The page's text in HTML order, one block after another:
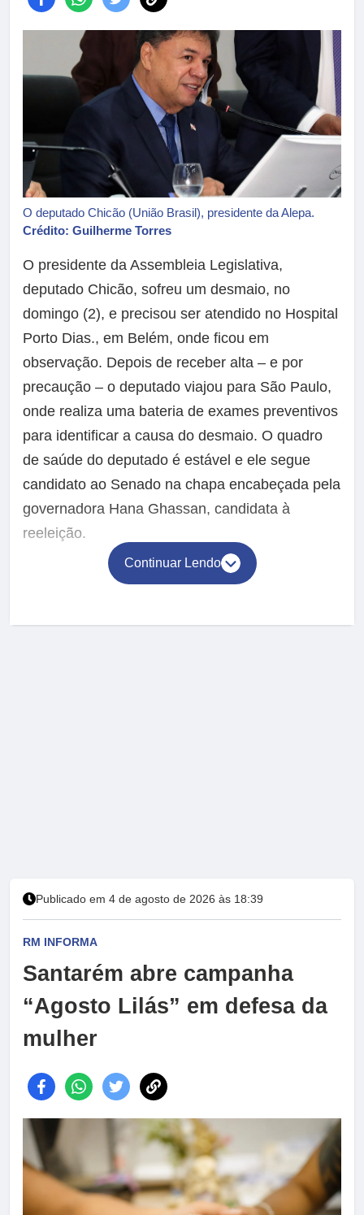
O deputado Chicão (União Brasil), presidente da Alepa.
Crédito: Guilherme Torres
O presidente da Assembleia Legislativa,
deputado Chicão, sofreu um desmaio, no
domingo (2), e precisou ser atendido no Hospital
Porto Dias., em Belém, onde ficou em
observação. Depois de receber alta – e por
precaução – o deputado viajou para São Paulo,
onde realiza uma bateria de exames preventivos
para identificar a causa do desmaio. O quadro
de saúde do deputado é estável e ele segue
candidato ao Senado na chapa encabeçada pela
governadora Hana Ghassan, candidata à
reeleição.
Continuar Lendo
Publicado em 4 de agosto de 2026 às 18:39
RM INFORMA
Santarém abre campanha
“Agosto Lilás” em defesa da
mulher